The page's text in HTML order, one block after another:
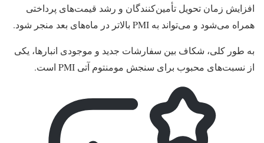
افزایش زمان تحویل تأمین‌کنندگان و رشد قیمت‌های پرداختی
همراه می‌شود و می‌تواند به PMI بالاتر در ماه‌های بعد منجر شود.
به طور کلی، شکاف بین سفارشات جدید و موجودی‌ انبارها، یکی
از نسبت‌های محبوب برای سنجش مومنتوم آتی PMI است.